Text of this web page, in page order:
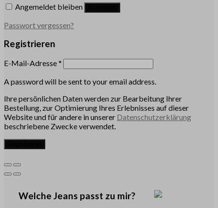
Angemeldet bleiben
Passwort vergessen?
Registrieren
E-Mail-Adresse*
A password will be sent to your email address.
Ihre persönlichen Daten werden zur Bearbeitung Ihrer
Bestellung, zur Optimierung Ihres Erlebnisses auf dieser
Website und für andere in unserer Datenschutzerklärung
beschriebene Zwecke verwendet.
Welche Jeans passt zu mir?